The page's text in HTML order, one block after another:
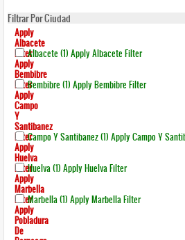
Filtrar Por Ciudad
Apply
Albacete
FilterAlbacete (1) Apply Albacete Filter
Apply
Bembibre
FilterBembibre (1) Apply Bembibre Filter
Apply
Campo
Y
Santibanez
FilterCampo Y Santibanez (1) Apply Campo Y
Apply
Huelva
FilterHuelva (1) Apply Huelva Filter
Apply
Marbella
FilterMarbella (1) Apply Marbella Filter
Apply
Pobladura
De